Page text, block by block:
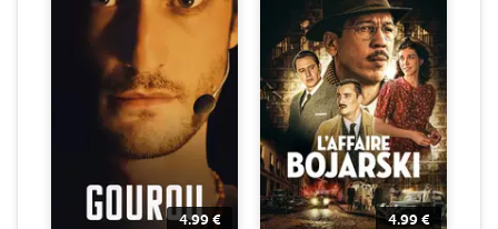
4.99 € 4.99 €